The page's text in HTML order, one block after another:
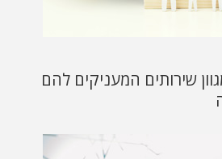
שירותים המעניקים להם